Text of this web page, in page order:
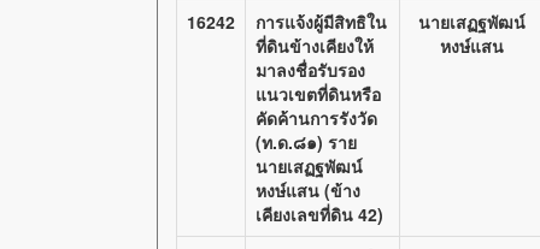
16242
การแจ้งผู้มีสิทธิใน
ที่ดินข้างเคียงให้
มาลงชื่อรับรอง
แนวเขตที่ดินหรือ
คัดค้านการรังวัด
(ท.ด.๘๑) ราย
นายเสฏฐพัฒน์
หงษ์แสน (ข้าง
เคียงเลขที่ดิน 42)
นายเสฏฐพัฒน์
หงษ์แสน